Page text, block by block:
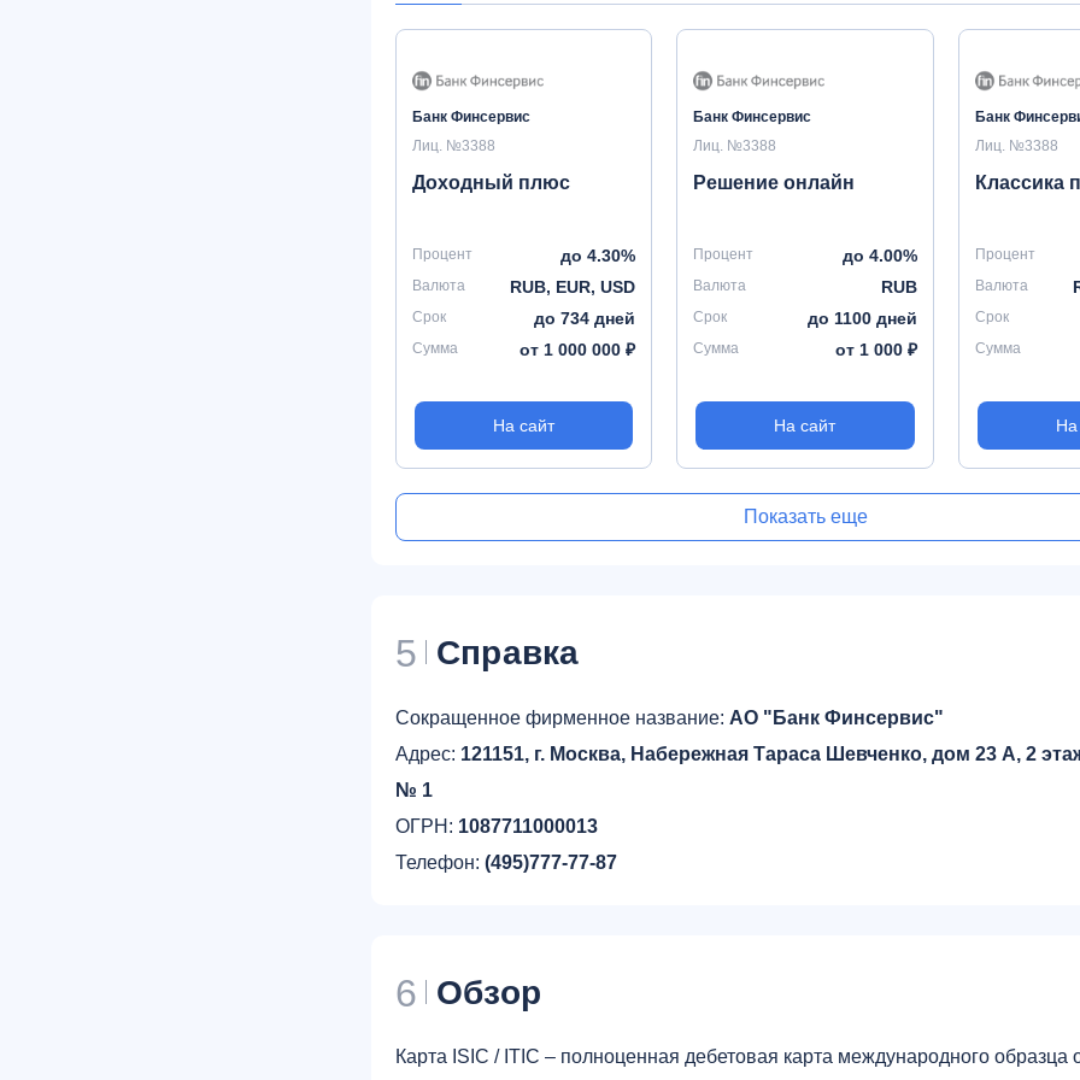
Банк Финсервис
Лиц. №3388
Доходный плюс
Процент до 4.30%
Валюта RUB, EUR, USD
Срок до 734 дней
Сумма от 1 000 000 ₽
На сайт
Банк Финсервис
Лиц. №3388
Решение онлайн
Процент до 4.00%
Валюта RUB
Срок до 1100 дней
Сумма от 1 000 ₽
На сайт
Банк
Лиц. №3388
Классика
Процент
Валюта
Срок
Сумма
На
Показать еще
5 Справка
Сокращенное фирменное название: АО "Банк Финсервис"
Адрес: 121151, г. Москва, Набережная Тараса Шевченко, дом 23 А, 2
№ 1
ОГРН: 1087711000013
Телефон: (495)777-77-87
6 Обзор
Карта ISIC / ITIC – полноценная дебетовая карта международного образца